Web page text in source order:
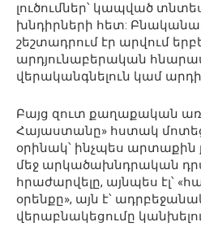
լուծումներ՝ կապված
խնդիրների հետ:
շեշտադրում էր արվում
արդյունաբերական
վերականգնելուն կամ
Բայց զուտ քաղաքական
Հայաստանը» հստակ
օրինակ՝ ինչպես
մեջ արկածախնդրական
հրաժարվելը, այնպես էլ՝
օրենքը», այն է՝
վերաբնակեցումը